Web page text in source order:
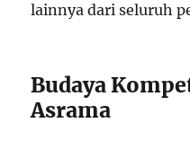
lainnya dari seluruh
Budaya
Asrama